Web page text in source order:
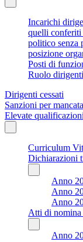
Incarichi
quelli conferiti
politico senza
posizione
Posti di
Ruolo dirigenti
Dirigenti cessati
Sanzioni per
Elevate qualificazioni
Curriculum
Dichiarazioni
Anno
Anno
Anno
Atti di
Anno